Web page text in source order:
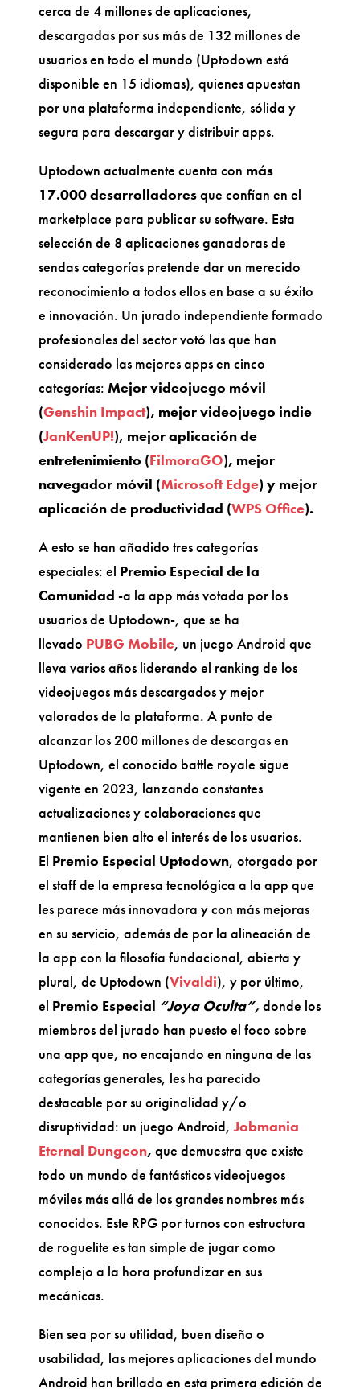
cerca de 4 millones de aplicaciones,
descargadas por sus más de 132 millones de
usuarios en todo el mundo (Uptodown está
disponible en 15 idiomas), quienes apuestan
por una plataforma independiente, sólida y
segura para descargar y distribuir apps.
Uptodown actualmente cuenta con más
17.000 desarrolladoresque confían en el
marketplace para publicar su software. Esta
selección de 8 aplicaciones ganadoras de
sendas categorías pretende dar un merecido
reconocimiento a todos ellos en base a su éxito
e innovación. Un jurado independiente formado
profesionales del sector votó las que han
considerado las mejores apps en cinco
categorías: Mejor videojuego móvil
(Genshin Impact), mejor videojuego indie
(JanKenUP!), mejor aplicación de
entretenimiento (FilmoraGO), mejor
navegador móvil (Microsoft Edge) y mejor
aplicación de productividad (WPS Office).
A esto se han añadido tres categorías
especiales: el Premio Especial de la
Comunidad -a la app más votada por los
usuarios de Uptodown-, que se ha
llevado PUBG Mobile, un juego Android que
lleva varios años liderando el ranking de los
videojuegos más descargados y mejor
valorados de la plataforma. A punto de
alcanzar los 200 millones de descargas en
Uptodown, el conocido battle royale sigue
vigente en 2023, lanzando constantes
actualizaciones y colaboraciones que
mantienen bien alto el interés de los usuarios.
El Premio Especial Uptodown, otorgado por
el staff de la empresa tecnológica a la app que
les parece más innovadora y con más mejoras
en su servicio, además de por la alineación de
la app con la filosofía fundacional, abierta y
plural, de Uptodown (Vivaldi), y por último,
el Premio Especial “Joya Oculta”,donde los
miembros del jurado han puesto el foco sobre
una app que, no encajando en ninguna de las
categorías generales, les ha parecido
destacable por su originalidad y/o
disruptividad: un juego Android,Jobmania
Eternal Dungeon, que demuestra que existe
todo un mundo de fantásticos videojuegos
móviles más allá de los grandes nombres más
conocidos. Este RPG por turnos con estructura
de roguelite es tan simple de jugar como
complejo a la hora profundizar en sus
mecánicas.
Bien sea por su utilidad, buen diseño o
usabilidad, las mejores aplicaciones del mundo
Android han brillado en esta primera edición de